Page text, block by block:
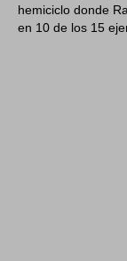
hemiciclo donde
en 10 de los 15